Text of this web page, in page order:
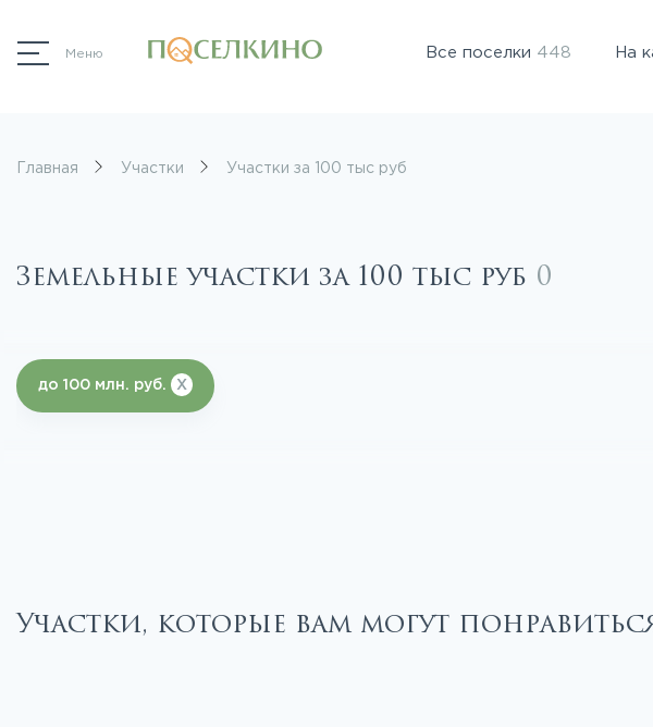
Меню Все поселки 448 На
Главная Участки Участки за 100 тыс руб
Земельные участки за 100 тыс руб 0
до 100 млн. руб. X
Участки, которые вам могут